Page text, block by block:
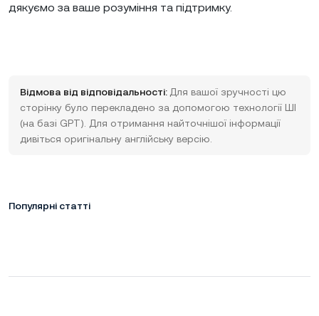
дякуємо за ваше розуміння та підтримку.
Відмова від відповідальності: Для вашої зручності цю
сторінку було перекладено за допомогою технології ШІ
(на базі GPT). Для отримання найточнішої інформації
дивіться оригінальну англійську версію.
Популярні статті